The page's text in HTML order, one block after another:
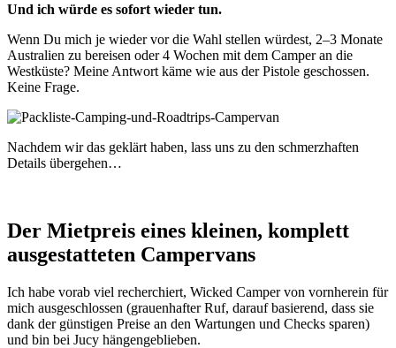
Und ich würde es sofort wieder tun.
Wenn Du mich je wieder vor die Wahl stellen würdest, 2–3 Monate
Australien zu bereisen oder 4 Wochen mit dem Camper an die
Westküste? Meine Antwort käme wie aus der Pistole geschossen.
Keine Frage.
Nachdem wir das geklärt haben, lass uns zu den schmerzhaften
Details übergehen…
Der Mietpreis eines kleinen, komplett
ausgestatteten Campervans
Ich habe vorab viel recherchiert, Wicked Camper von vornherein für
mich ausgeschlossen (grauenhafter Ruf, darauf basierend, dass sie
dank der günstigen Preise an den Wartungen und Checks sparen)
und bin bei Jucy hängengeblieben.